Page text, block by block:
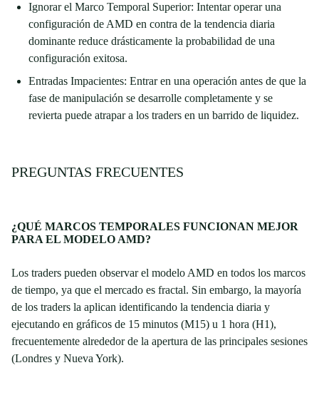
Ignorar el Marco Temporal Superior: Intentar operar una
configuración de AMD en contra de la tendencia diaria
dominante reduce drásticamente la probabilidad de una
configuración exitosa.
Entradas Impacientes: Entrar en una operación antes de que la
fase de manipulación se desarrolle completamente y se
revierta puede atrapar a los traders en un barrido de liquidez.
PREGUNTAS FRECUENTES
¿QUÉ MARCOS TEMPORALES FUNCIONAN MEJOR
PARA EL MODELO AMD?
Los traders pueden observar el modelo AMD en todos los marcos
de tiempo, ya que el mercado es fractal. Sin embargo, la mayoría
de los traders la aplican identificando la tendencia diaria y
ejecutando en gráficos de 15 minutos (M15) u 1 hora (H1),
frecuentemente alrededor de la apertura de las principales sesiones
(Londres y Nueva York).